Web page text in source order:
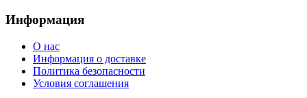
Информация
О нас
Информация о доставке
Политика безопасности
Условия соглашения